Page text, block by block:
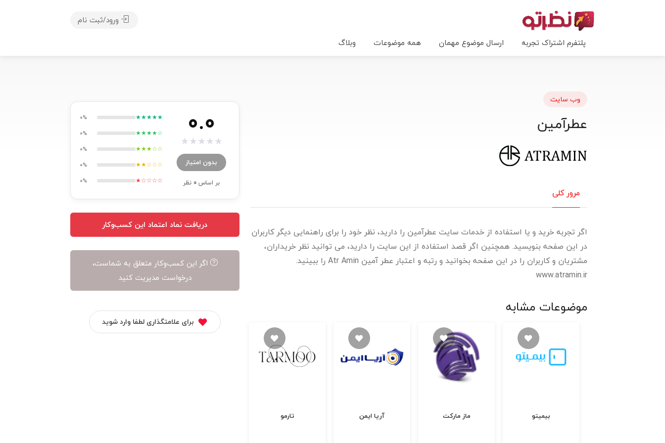
پلتفرم اشتراک تجربه ارسال موضوع مهمان همه موضوعات وبلاگ
ورود/ثبت نام
وب سایت
عطرآمین
مرور کلی
اگر تجربه خرید و یا استفاده از خدمات سایت عطرآمین را دارید، نظر خود را برای راهنمایی دیگر کاربران
در این صفحه بنویسید. همچنین اگر قصد استفاده از این سایت را دارید، می توانید نظر خریداران،
مشتریان و کاربران را در این صفحه بخوانید و رتبه و اعتبار عطر آمین Atr Amin را ببینید.
www.atramin.ir
موضوعات مشابه
تارمو
آریا ایمن ماز مارکت بیمیتو
0.0
★
★
★
★
★
بدون امتیاز
بر اساس0 نظر
★★★★★
0%
★★★★☆
0%
★★★☆☆
0%
★★☆☆☆
0%
★☆☆☆☆
0%
دریافت نماد اعتماد این کسب‌وکار
اگر این کسب‌وکار متعلق به شماست،
درخواست مدیریت کنید
برای علامتگذاری لطفا وارد شوید